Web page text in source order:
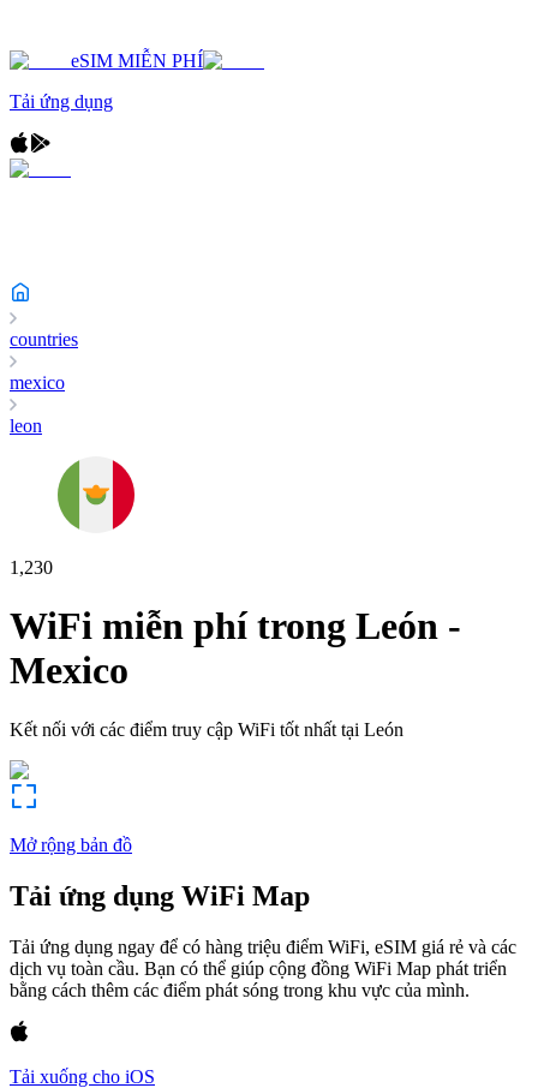
eSIM MIỄN PHÍ
Tải ứng dụng
countries
mexico
leon
1,230
WiFi miễn phí trong León -
Mexico
Kết nối với các điểm truy cập WiFi tốt nhất tại León
Mở rộng bản đồ
Tải ứng dụng WiFi Map
Tải ứng dụng ngay để có hàng triệu điểm WiFi, eSIM giá rẻ và các
dịch vụ toàn cầu. Bạn có thể giúp cộng đồng WiFi Map phát triển
bằng cách thêm các điểm phát sóng trong khu vực của mình.
Tải xuống cho iOS